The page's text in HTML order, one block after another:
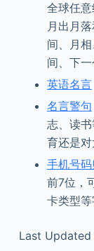
全球任
月出月
间、月
间、下一
英语名言
名言警句
志、读
育还是对
手机号
前7位，
卡类型等
Last